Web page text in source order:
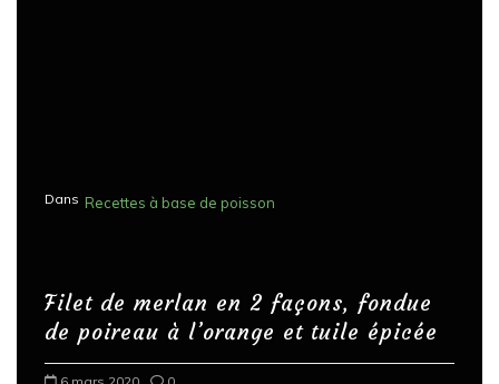
Dans Recettes à base de poisson
Filet de merlan en 2 façons, fondue
de poireau à l’orange et tuile épicée